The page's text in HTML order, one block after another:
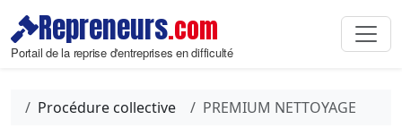
Repreneurs.com
Portail de la reprise d'entreprises en difficulté
Procédure collective PREMIUM NETTOYAGE